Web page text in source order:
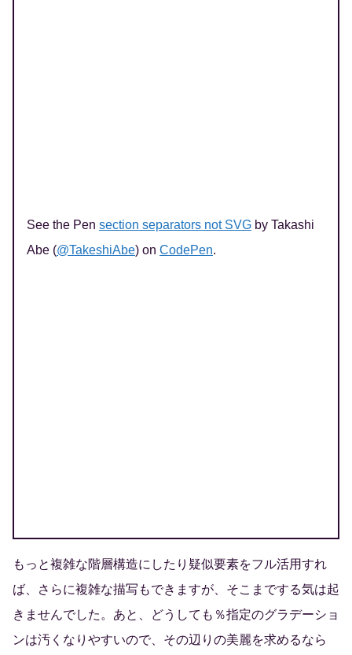
See the Pen section separators not SVG by Takashi
Abe (@TakeshiAbe) on CodePen.
もっと複雑な階層構造にしたり疑似要素をフル活用すれ
ば、さらに複雑な描写もできますが、そこまでする気は起
きませんでした。あと、どうしても％指定のグラデーショ
ンは汚くなりやすいので、その辺りの美麗を求めるなら